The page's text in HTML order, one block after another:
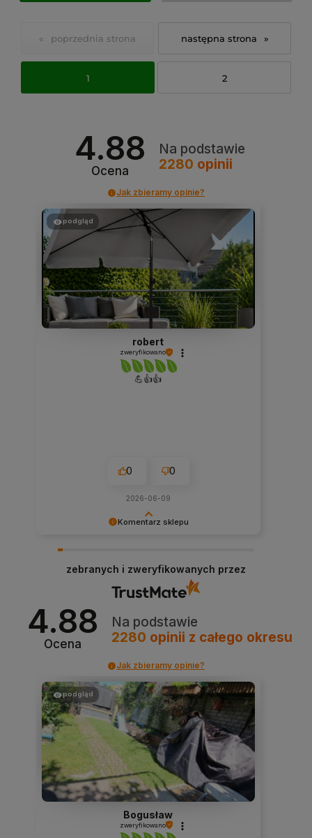
«
1 2
»
4.88
Ocena
Na podstawie
2280 opinii
Jak zbieramy opinie?
Komentarz sklepu
jakość naszych usług. Mamy nadzieję, że już
teraz sprostaliśmy Twoim wymaganiom i wrócisz
do nas ponownie.
podgląd
robert
zweryfikowano
💪👍️👍️
0 0
2026-06-09
zebranych i zweryfikowanych przez
4.88
Ocena
Na podstawie
2280 opinii z całego okresu
Jak zbieramy opinie?
podgląd
Bogusław
zweryfikowano